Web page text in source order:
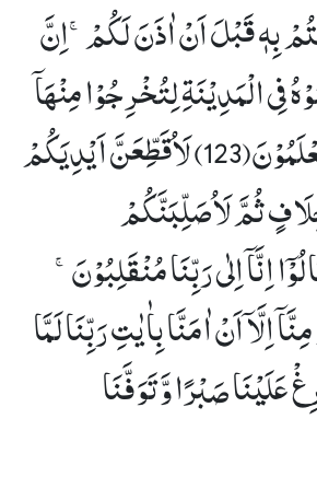
بِهٖ قَبْلَ اَنْ اٰذَنَ لَكُمْۚ-اِنَّ
فِی الْمَدِیْنَةِ لِتُخْرِجُوْا مِنْهَاۤ
اَهْلَهَاۚ-فَسَوْفَ تَعْلَمُوْنَ(123) لَاُقَطِّعَنَّ اَیْدِیَكُمْ
ثُمَّ لَاُصَلِّبَنَّكُمْ
قَالُوْۤا اِنَّاۤ اِلٰى رَبِّنَا مُنْقَلِبُوْنَۚ
مِنَّاۤ اِلَّاۤ اَنْ اٰمَنَّا بِاٰیٰتِ رَبِّنَا لَمَّا
عَلَیْنَا صَبْرًا وَّ تَوَفَّنَا